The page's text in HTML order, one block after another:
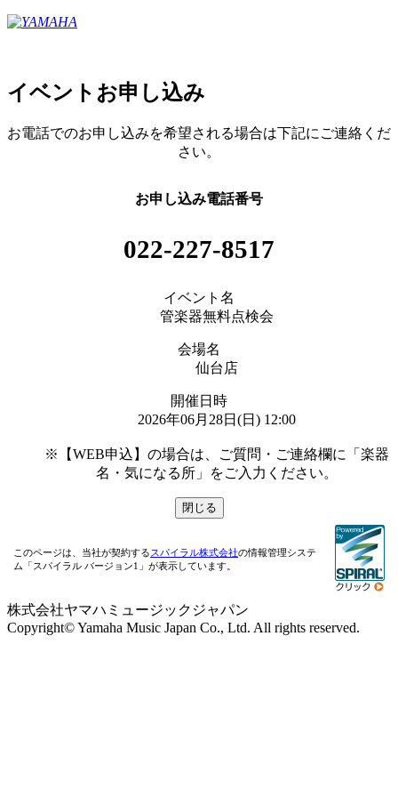
イベントお申し込み
お電話でのお申し込みを希望される場合は下記にご連絡くだ
さい。
お申し込み電話番号
022-227-8517
イベント名
管楽器無料点検会
会場名
仙台店
開催日時
2026年06月28日(日) 12:00
※【WEB申込】の場合は、ご質問・ご連絡欄に「楽器
名・気になる所」をご入力ください。
このページは、当社が契約するスパイラル株式会社の情報管理システ
ム「スパイラル バージョン1」が表示しています。
株式会社ヤマハミュージックジャパン
Copyright© Yamaha Music Japan Co., Ltd. All rights reserved.